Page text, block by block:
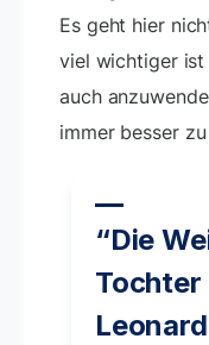
Es geht hier
viel wichtiger ist
auch
immer besser
“Die
Tochter